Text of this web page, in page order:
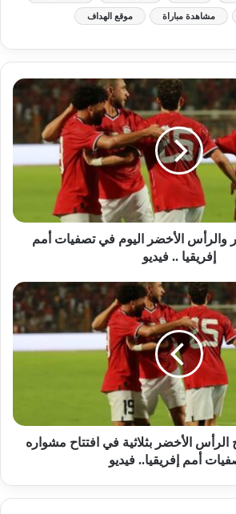
مشاهدة مباراة موقع الهداف
والرأس الأخضر اليوم في تصفيات أمم
إفريقيا .. فيديو
الأخضر بثلاثية في افتتاح مشواره
أمم إفريقيا.. فيديو